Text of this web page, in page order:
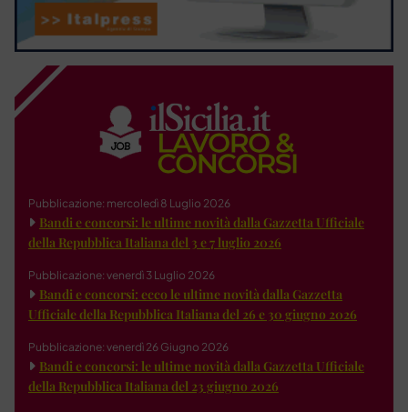
Pubblicazione: mercoledì 8 Luglio 2026
Bandi e concorsi: le ultime novità dalla Gazzetta Ufficiale
della Repubblica Italiana del 3 e 7 luglio 2026
Pubblicazione: venerdì 3 Luglio 2026
Bandi e concorsi: ecco le ultime novità dalla Gazzetta
Ufficiale della Repubblica Italiana del 26 e 30 giugno 2026
Pubblicazione: venerdì 26 Giugno 2026
Bandi e concorsi: le ultime novità dalla Gazzetta Ufficiale
della Repubblica Italiana del 23 giugno 2026